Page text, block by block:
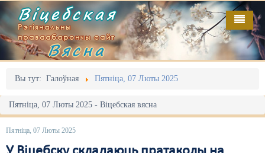
Віцебская
Рэгіянальны
праваабарончы сайт
Вясна
Вы тут: Галоўная Пятніца, 07 Люты 2025
Пятніца, 07 Люты 2025 - Віцебская вясна
Пятніца, 07 Люты 2025
Галоўная
Адміністрацыйны перасьлед
Акцыі
Выбары
Выданьні
Відэа
Пра нас